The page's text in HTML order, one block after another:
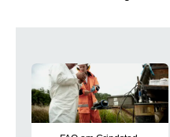
Ofte stillede